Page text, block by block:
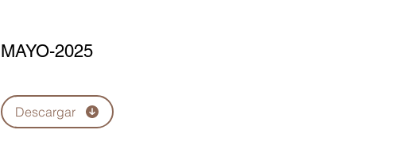
MAYO-2025
Descargar